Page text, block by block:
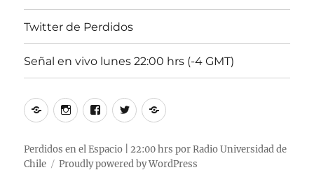
Twitter de Perdidos
Señal en vivo lunes 22:00 hrs (-4 GMT)
PodcastsInstagram
Perdidos
Facebook
Perdidos
Twitter
Perdidos
Señal
vivo
lunes
Perdidos en el Espacio | 22:00 hrs por Radio Universidad de
Chile
Proudly powered by WordPress